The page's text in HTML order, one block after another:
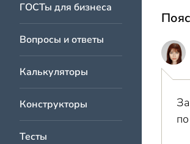
ГОСТы для бизнеса
Вопросы и ответы
Калькуляторы
Конструкторы
Тесты